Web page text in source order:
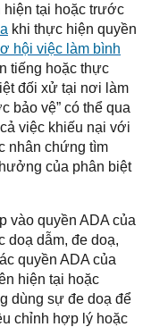
hiện tại hoặc trước
khi thực hiện quyền
hội việc làm bình
tiếng hoặc thực
đối xử tại nơi làm
bảo vệ” có thể qua
việc khiếu nại với
nhân chứng tìm
của phân biệt
vào quyền ADA của
doạ dẫm, đe doạ,
quyền ADA của
hiện tại hoặc
dùng sự đe doạ để
chỉnh hợp lý hoặc